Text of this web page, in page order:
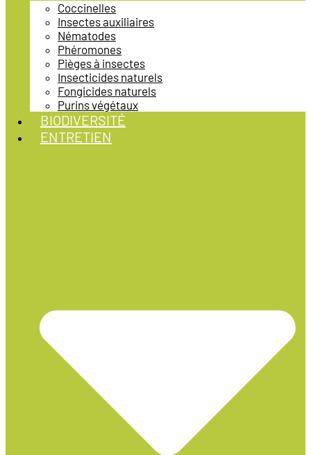
Coccinelles
Insectes auxiliaires
Nématodes
Phéromones
Pièges à insectes
Insecticides naturels
Fongicides naturels
Purins végétaux
BIODIVERSITÉ
ENTRETIEN